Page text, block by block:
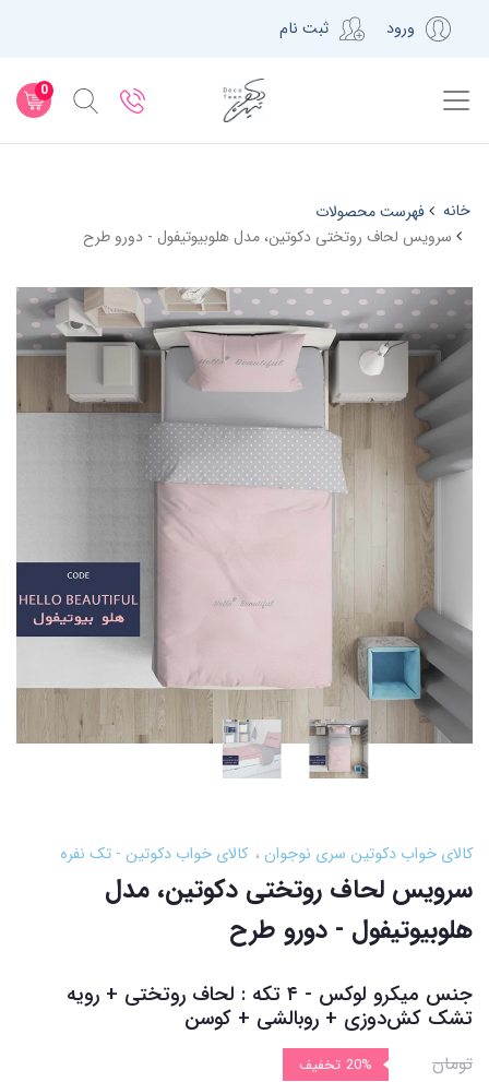
ورود ثبت نام
0
خانه
فهرست محصولات
سرویس لحاف روتختی دکوتین، مدل هلوبیوتیفول - دورو طرح
کالای خواب دکوتین سری نوجوان کالای خواب دکوتین - تک نفره
سرویس لحاف روتختی دکوتین، مدل
هلوبیوتیفول - دورو طرح
جنس میکرو لوکس - ۴ تکه : لحاف روتختی + رویه
تشک ‌کش‌دوزی + روبالشی + کوسن
تومان 20% تخفیف